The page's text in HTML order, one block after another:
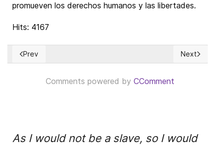
promueven los derechos humanos y las libertades.
Hits: 4167
Previous article: El "centro" y el Partido Popular español
Prev Next
Next
Comments powered by CComment
As I would not be a slave, so I would